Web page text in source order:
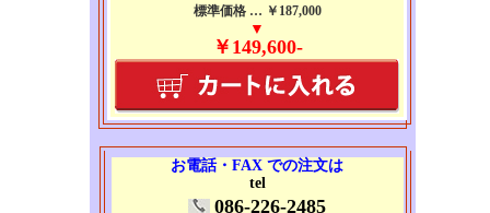
標準価格 … ￥187,000
▼
￥149,600-
お電話・FAX での注文は
tel
086-226-2485